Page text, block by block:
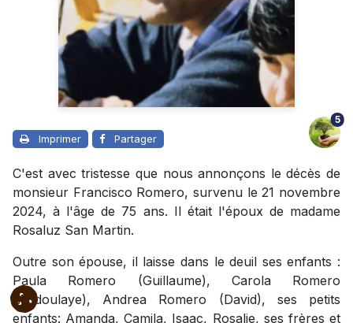
Imprimer Partager
5
C'est avec tristesse que nous annonçons le décès de
monsieur Francisco Romero, survenu le 21 novembre
2024, à l'âge de 75 ans. Il était l'époux de madame
Rosaluz San Martin.
Outre son épouse, il laisse dans le deuil ses enfants :
Paula Romero (Guillaume), Carola Romero
(Abdoulaye), Andrea Romero (David), ses petits
enfants: Amanda, Camila, Isaac, Rosalie, ses frères et